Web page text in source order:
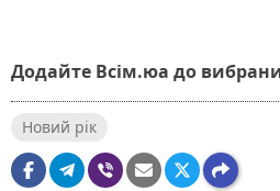
Додайте Всім.юа до
Новий рік